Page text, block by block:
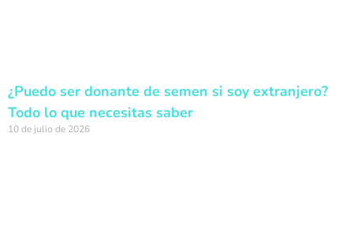
¿Puedo ser donante de semen si soy extranjero?
Todo lo que necesitas saber
10 de julio de 2026